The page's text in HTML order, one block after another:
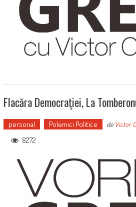
Flacăra Democraţiei, La
personal Polemici Politice de Victor
8272